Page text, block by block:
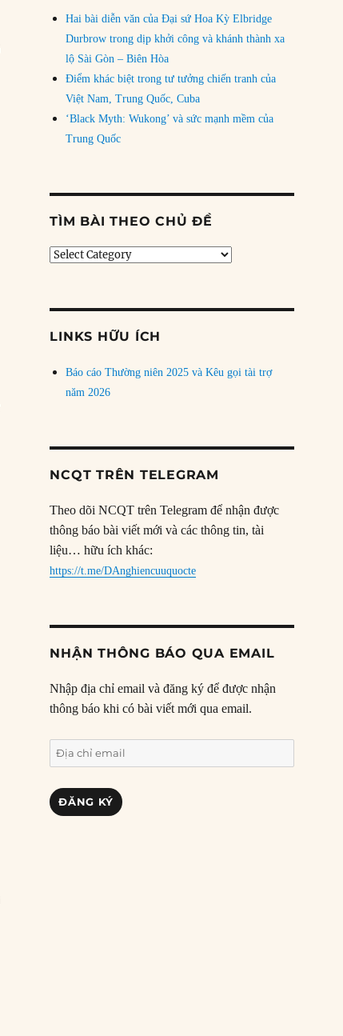
Hai bài diễn văn của Đại sứ Hoa Kỳ Elbridge
Durbrow trong dịp khởi công và khánh thành xa
lộ Sài Gòn – Biên Hòa
Điểm khác biệt trong tư tưởng chiến tranh của
Việt Nam, Trung Quốc, Cuba
‘Black Myth: Wukong’ và sức mạnh mềm của
Trung Quốc
TÌM BÀI THEO CHỦ ĐỀ
Tìm
LINKS HỮU ÍCH
Báo cáo Thường niên 2025 và Kêu gọi tài trợ
năm 2026
NCQT TRÊN TELEGRAM
Theo dõi NCQT trên Telegram để nhận được
thông báo bài viết mới và các thông tin, tài
liệu… hữu ích khác:
https://t.me/DAnghiencuuquocte
NHẬN THÔNG BÁO QUA EMAIL
Nhập địa chỉ email và đăng ký để được nhận
thông báo khi có bài viết mới qua email.
Địa
chỉ
email
ĐĂNG KÝ